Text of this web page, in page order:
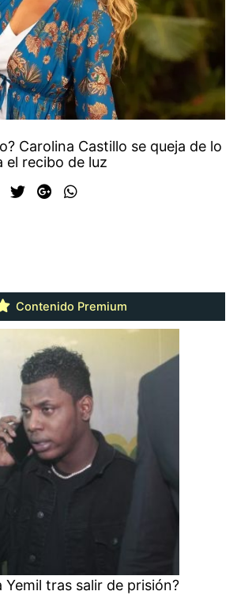
Carolina Castillo se queja de lo
el recibo de luz
Contenido Premium
Yemil tras salir de prisión?